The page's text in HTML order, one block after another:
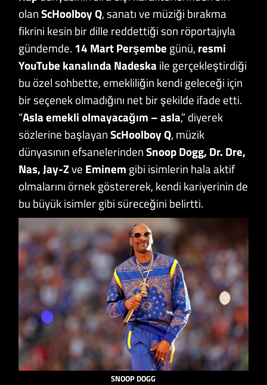
olanScHoolboy Q, sanatı ve müziği bırakma
fikrini kesin bir dille reddettiği son röportajıyla
gündemde. 14 Mart Perşembe günü, resmi
YouTube kanalında Nadeska ile gerçekleştirdiği
bu özel sohbette, emekliliğin kendi geleceği için
bir seçenek olmadığını net bir şekilde ifade etti.
“Asla emekli olmayacağım – asla,” diyerek
sözlerine başlayanScHoolboy Q, müzik
dünyasının efsanelerindenSnoop Dogg, Dr. Dre,
Nas, Jay-Zve Eminem gibi isimlerin hala aktif
olmalarını örnek göstererek, kendi kariyerinin de
bu büyük isimler gibi süreceğini belirtti.
SNOOP DOGG